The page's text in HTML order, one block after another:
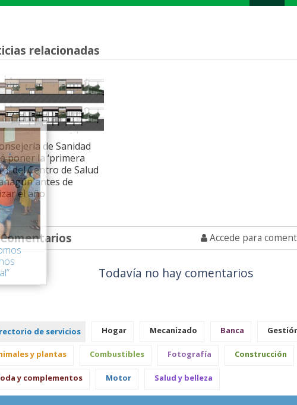
relacionadas
de Sanidad
poner la ‘primera
del Centro de Salud
antes de
el año
Accede para
Todavía no hay comentarios
de servicios Hogar Mecanizado Banca
y plantas Combustibles Fotografía Construcción
y complementos Motor Salud y belleza